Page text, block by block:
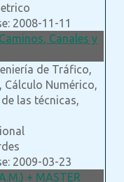
2008-11-11
Canales y
de Tráfico,
Cálculo Numérico,
las técnicas,
2009-03-23
+ MASTER